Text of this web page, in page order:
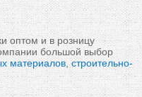
оптом и в розницу
большой выбор
материалов,строительно-